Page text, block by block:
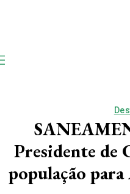
Presidente de
população